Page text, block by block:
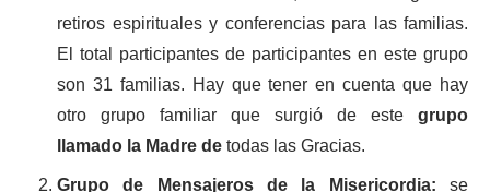
retiros espirituales y conferencias para las familias.
El total participantes de participantes en este grupo
son 31 familias. Hay que tener en cuenta que hay
otro grupo familiar que surgió de este grupo
llamado la Madre detodas las Gracias.